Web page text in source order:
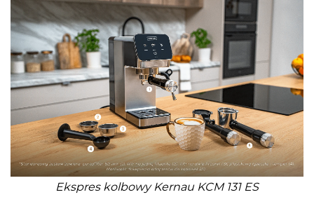
Ekspres kolbowy Kernau KCM 131 ES